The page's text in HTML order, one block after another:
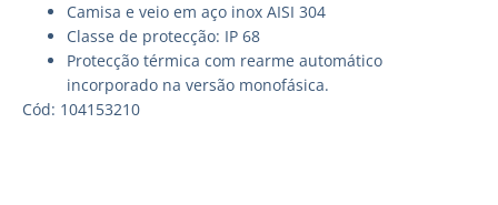
Camisa e veio em aço inox AISI 304
Classe de protecção: IP 68
Protecção térmica com rearme automático
incorporado na versão monofásica.
Cód: 104153210